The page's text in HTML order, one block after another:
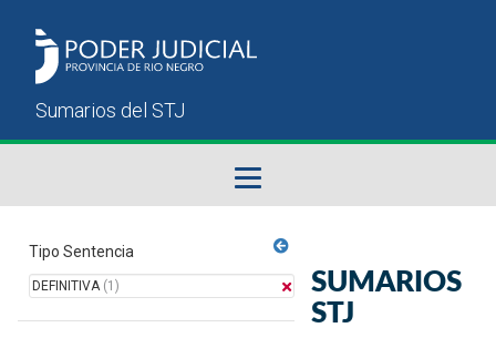
Sumarios del STJ
Tipo Sentencia
DEFINITIVA(1)
SUMARIOS
STJ